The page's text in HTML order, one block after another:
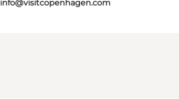
info@visitcopenhagen.com